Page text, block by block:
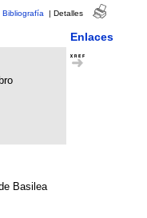
Bibliografía | Detalles
Enlaces
Basilea